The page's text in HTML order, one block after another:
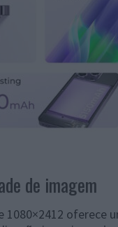
de imagem
1080×2412 oferece